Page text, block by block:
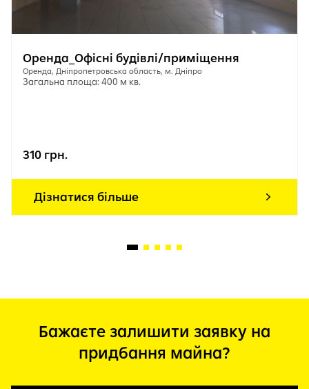
Оренда_Офісні будівлі/приміщення
Оренда, Дніпропетровська область, м. Дніпро
Загальна площа: 400 м кв.
310 грн.
Дізнатися більше
Бажаєте залишити заявку на
придбання майна?